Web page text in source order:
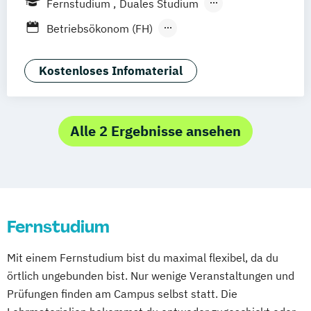
Fernstudium
Duales Studium
Fernlehrgang
Betriebsökonom (FH)
Business Administration (dual)
Digitalisierungsmanagement
Hotel- und Tourismusmarketing
Kommunikation & Eventmanagement
Kommunikation & Medienmanagement
Kommunikationsmanagement
Kommunikationsmanagement (dual)
Marketing Marketingökonom:in
Kostenloses Infomaterial
Alle 2 Ergebnisse ansehen
Fernstudium
Mit einem Fernstudium bist du maximal flexibel, da du
örtlich ungebunden bist. Nur wenige Veranstaltungen und
Prüfungen finden am Campus selbst statt. Die